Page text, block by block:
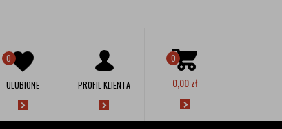
0
0,00zł
0
ULUBIONE PROFIL KLIENTA